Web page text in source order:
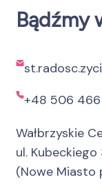
Bądźmy
+48 506 466
Wałbrzyskie
ul. Kubeckiego
(Nowe Miasto